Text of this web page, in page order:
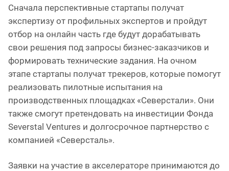
Сначала перспективные стартапы получат
экспертизу от профильных экспертов и пройдут
отбор на онлайн часть где будут дорабатывать
свои решения под запросы бизнес-заказчиков и
формировать технические задания. На очном
этапе стартапы получат трекеров, которые помогут
реализовать пилотные испытания на
производственных площадках «Северстали». Они
также смогут претендовать на инвестиции Фонда
Severstal Ventures и долгосрочное партнерство с
компанией «Северсталь».
Заявки на участие в акселераторе принимаются до